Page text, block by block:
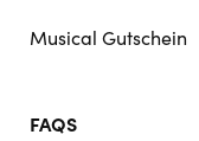
Musical Gutschein
FAQS